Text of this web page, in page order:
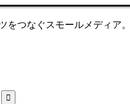
つなぐスモールメディア。